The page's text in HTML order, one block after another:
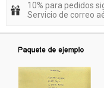
10% para pedidos
Servicio de correo